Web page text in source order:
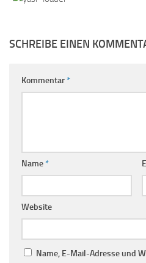
SCHREIBE EINEN
Kommentar*
Name*
Website
Name, E-Mail-Adresse und